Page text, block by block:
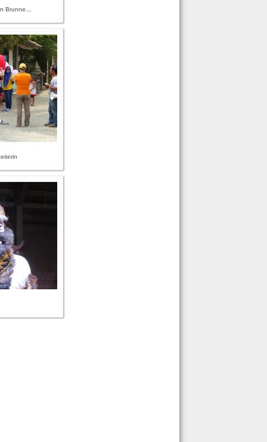
Brunne...